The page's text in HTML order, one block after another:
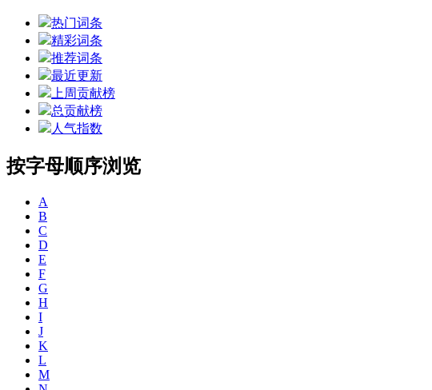
热门词条
精彩词条
推荐词条
最近更新
上周贡献榜
总贡献榜
人气指数
按字母顺序浏览
A
B
C
D
E
F
G
H
I
J
K
L
M